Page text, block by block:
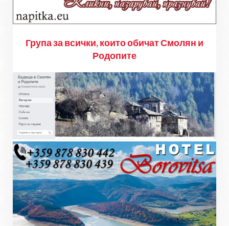
Група за всички, които обичат Смолян и
Родопите